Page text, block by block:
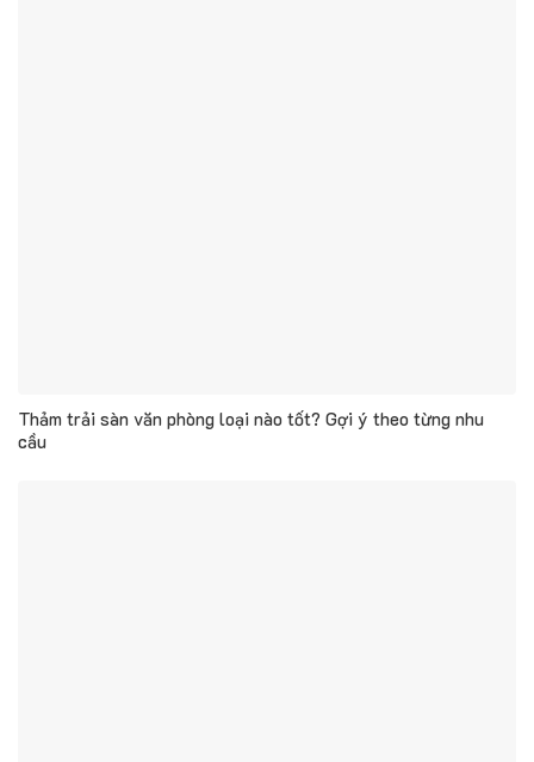
Thảm trải sàn văn phòng loại nào tốt? Gợi ý theo từng nhu
cầu